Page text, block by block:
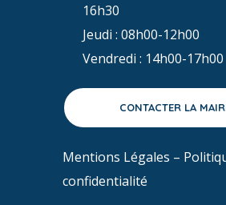
16h30
Jeudi :08h00-12h00
Vendredi : 14h00-17h00
CONTACTER LA
Mentions Légales –
confidentialité